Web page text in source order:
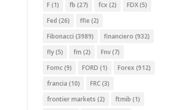
F(1) fb (27) fcx (2) FDX(5)
Fed (26) ffie (2)
Fibonacci (3989) financiero (932)
fly(5) fm (2) Fnv(7)
Fomc(9) FORD (1) Forex (912)
francia (10) FRC(3)
frontier markets (2) ftmib (1)